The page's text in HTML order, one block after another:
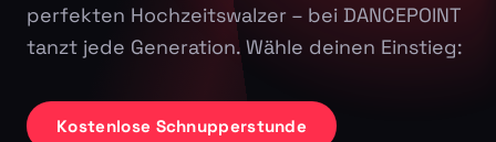
perfekten Hochzeitswalzer – bei DANCEPOINT
tanzt jede Generation. Wähle deinen Einstieg:
Kostenlose Schnupperstunde